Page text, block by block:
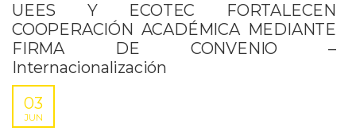
UEES Y ECOTEC FORTALECEN
COOPERACIÓN ACADÉMICA MEDIANTE
FIRMA DE CONVENIO –
Internacionalización
03
JUN